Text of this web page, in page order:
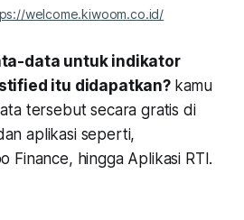
welcome.kiwoom.co.id/
data untuk indikator
itu didapatkan? kamu
tersebut secara gratis di
aplikasi seperti,
Finance, hingga Aplikasi RTI.